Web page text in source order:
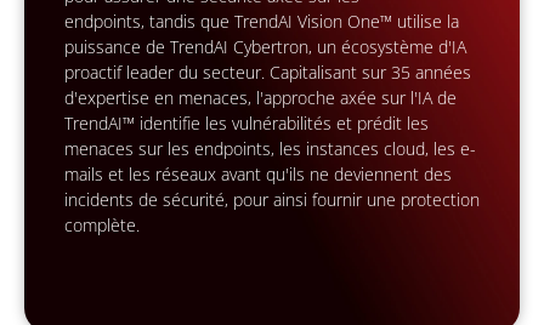
endpoints, tandis que TrendAI Vision One™ utilise la
puissance de TrendAI Cybertron, un écosystème d'IA
proactif leader du secteur. Capitalisant sur 35 années
d'expertise en menaces, l'approche axée sur l'IA de
TrendAI™ identifie les vulnérabilités et prédit les
menaces sur les endpoints, les instances cloud, les e-
mails et les réseaux avant qu'ils ne deviennent des
incidents de sécurité, pour ainsi fournir une protection
complète.